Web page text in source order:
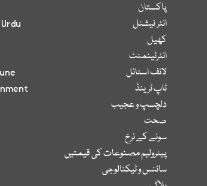
پاکستان
انٹر نیشنل
کھیل
انٹرٹینمنٹ
لائف اسٹائل
ٹاپ ٹرینڈ
دلچسپ و عجیب
صحت
سونے کے نرخ
پیٹرولیم مصنوعات کی قیمتیں
سائنس و ٹیکنالوجی